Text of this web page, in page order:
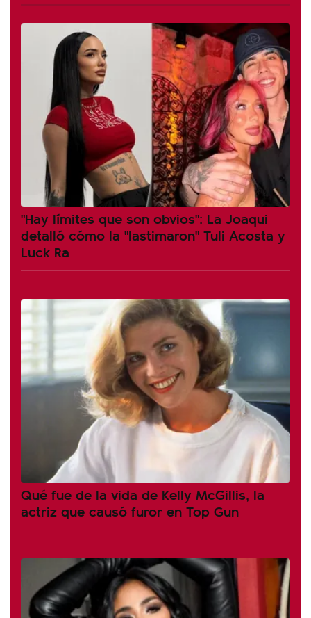
"Hay límites que son obvios": La Joaqui
detalló cómo la "lastimaron" Tuli Acosta y
Luck Ra
Qué fue de la vida de Kelly McGillis, la
actriz que causó furor en Top Gun